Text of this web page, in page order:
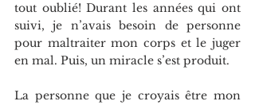
tout oublié! Durant les années qui ont
suivi, je n’avais besoin de personne
pour maltraiter mon corps et le juger
en mal. Puis, un miracle s’est produit.
La personne que je croyais être mon